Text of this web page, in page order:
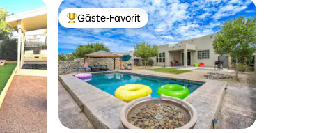
Beliebter Gäste-Favorit.
Gäste-Favorit